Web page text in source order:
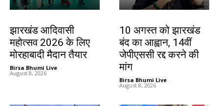
झारखंड आदिवासी
महोत्सव 2026 के लिए
मोरहाबादी मैदान तैयार
Birsa Bhumi Live -
August 8, 2026
10 अगस्त को झारखंड
बंद का आह्वान, 14वीं
जेपीएससी रद्द करने की
मांग
Birsa Bhumi Live -
August 8, 2026